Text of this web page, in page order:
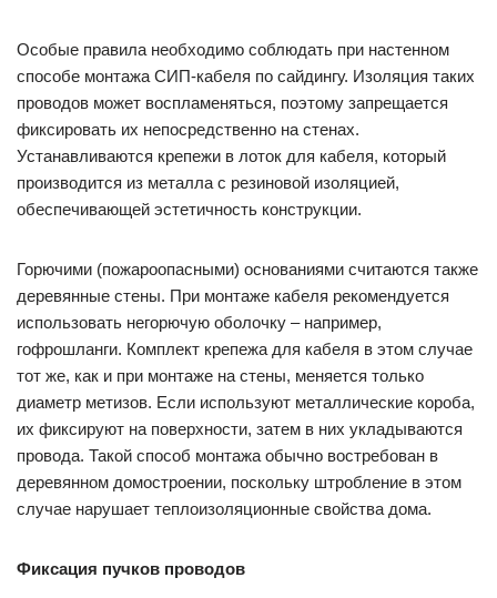
Особые правила необходимо соблюдать при настенном
способе монтажа СИП-кабеля по сайдингу. Изоляция таких
проводов может воспламеняться, поэтому запрещается
фиксировать их непосредственно на стенах.
Устанавливаются крепежи в лоток для кабеля, который
производится из металла с резиновой изоляцией,
обеспечивающей эстетичность конструкции.
Горючими (пожароопасными) основаниями считаются также
деревянные стены. При монтаже кабеля рекомендуется
использовать негорючую оболочку – например,
гофрошланги. Комплект крепежа для кабеля в этом случае
тот же, как и при монтаже на стены, меняется только
диаметр метизов. Если используют металлические короба,
их фиксируют на поверхности, затем в них укладываются
провода. Такой способ монтажа обычно востребован в
деревянном домостроении, поскольку штробление в этом
случае нарушает теплоизоляционные свойства дома.
Фиксация пучков проводов